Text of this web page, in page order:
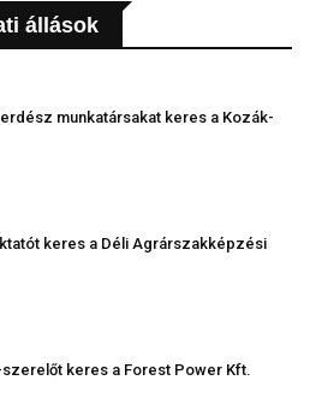
állások
munkatársakat keres a Kozák-
keres a Déli Agrárszakképzési
keres a Forest Power Kft.